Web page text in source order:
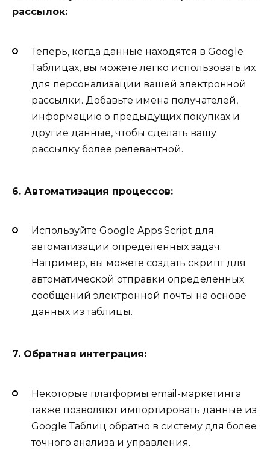
рассылок:
Теперь, когда данные находятся в Google
Таблицах, вы можете легко использовать их
для персонализации вашей электронной
рассылки. Добавьте имена получателей,
информацию о предыдущих покупках и
другие данные, чтобы сделать вашу
рассылку более релевантной.
6. Автоматизация процессов:
Используйте Google Apps Script для
автоматизации определенных задач.
Например, вы можете создать скрипт для
автоматической отправки определенных
сообщений электронной почты на основе
данных из таблицы.
7. Обратная интеграция:
Некоторые платформы email-маркетинга
также позволяют импортировать данные из
Google Таблиц обратно в систему для более
точного анализа и управления.